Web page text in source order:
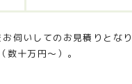
伺いしてのお見積りとなり
十万円～）。